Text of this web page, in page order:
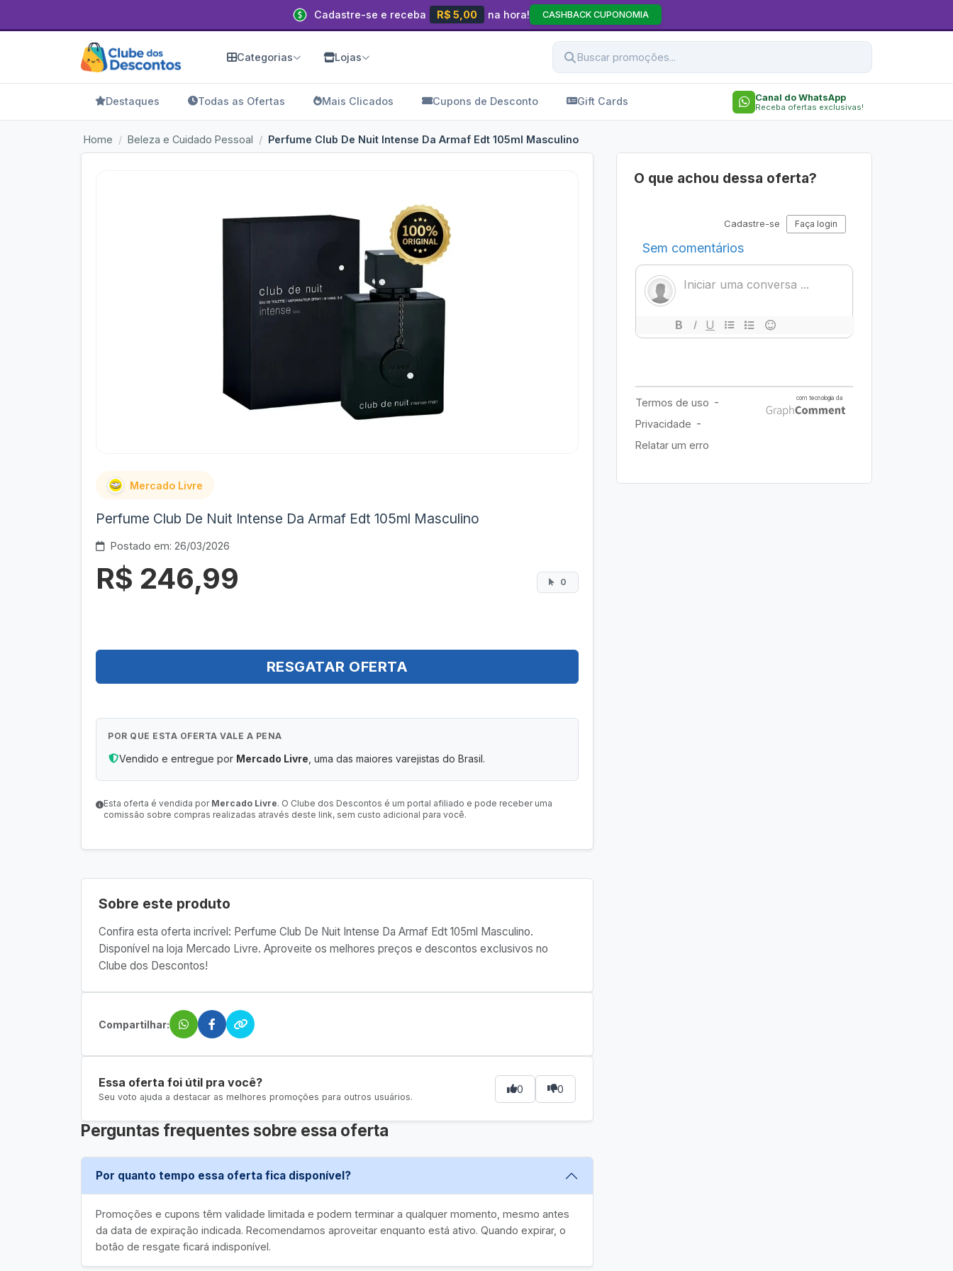
Cadastre-se e receba R$ 5,00 na hora! CASHBACK CUPONOMIA
Categorias Lojas
Destaques Todas as Ofertas Mais Clicados Cupons de Desconto Gift Cards Canal do WhatsApp
Receba ofertas exclusivas!
Home Beleza e Cuidado Pessoal Perfume Club De Nuit Intense Da Armaf Edt 105ml Masculino
Mercado Livre
Perfume Club De Nuit Intense Da Armaf Edt 105ml Masculino
Postado em: 26/03/2026
R$ 246,99 0
RESGATAR OFERTA
POR QUE ESTA OFERTA VALE A PENA
Vendido e entregue por Mercado Livre , uma das maiores varejistas do Brasil.
Esta oferta é vendida por Mercado Livre. O Clube dos Descontos é um portal afiliado e pode receber uma
comissão sobre compras realizadas através deste link, sem custo adicional para você.
Sobre este produto
Confira esta oferta incrível: Perfume Club De Nuit Intense Da Armaf Edt 105ml Masculino.
Disponível na loja Mercado Livre. Aproveite os melhores preços e descontos exclusivos no
Clube dos Descontos!
Compartilhar:
Essa oferta foi útil pra você?
Seu voto ajuda a destacar as melhores promoções para outros usuários.
0 0
Perguntas frequentes sobre essa oferta
Por quanto tempo essa oferta fica disponível?
Promoções e cupons têm validade limitada e podem terminar a qualquer momento, mesmo antes
da data de expiração indicada. Recomendamos aproveitar enquanto está ativo. Quando expirar, o
botão de resgate ficará indisponível.
O que achou dessa oferta?